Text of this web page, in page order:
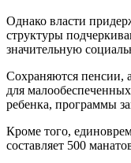
Однако власти
структуры
значительную
Сохраняются пенсии,
для
ребенка, программы
Кроме того,
составляет 500